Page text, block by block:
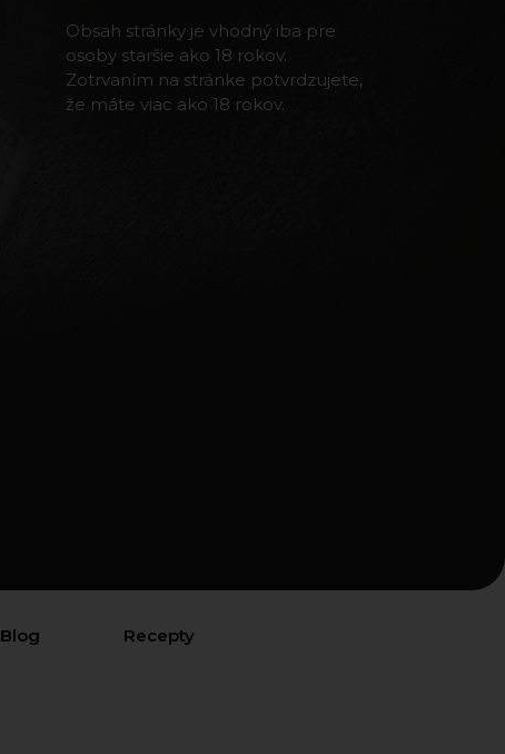
Obsah stránky je vhodný iba pre
osoby staršie ako 18 rokov.
Zotrvaním na stránke potvrdzujete,
že máte viac ako 18 rokov.
Blog Recepty